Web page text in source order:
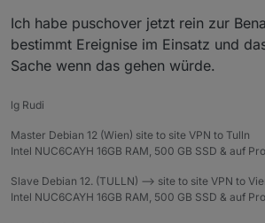
Ich habe puschover jetzt rein zur
bestimmt Ereignise im Einsatz und
Sache wenn das gehen würde.
lg Rudi
Master Debian 12 (Wien) site to site VPN to Tulln
Intel NUC6CAYH 16GB RAM, 500 GB SSD & auf
Slave Debian 12. (TULLN) --> site to site VPN to
Intel NUC6CAYH 16GB RAM, 500 GB SSD & auf